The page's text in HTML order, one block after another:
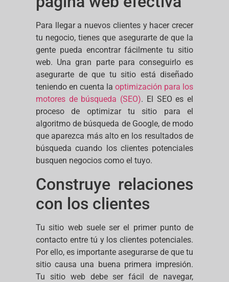
Para llegar a nuevos clientes y hacer crecer
tu negocio, tienes que asegurarte de que la
gente pueda encontrar fácilmente tu sitio
web. Una gran parte para conseguirlo es
asegurarte de que tu sitio está diseñado
teniendo en cuenta la optimización para los
motores de búsqueda (SEO). El SEO es el
proceso de optimizar tu sitio para el
algoritmo de búsqueda de Google, de modo
que aparezca más alto en los resultados de
búsqueda cuando los clientes potenciales
busquen negocios como el tuyo.
Construye relaciones
con los clientes
Tu sitio web suele ser el primer punto de
contacto entre tú y los clientes potenciales.
Por ello, es importante asegurarse de que tu
sitio causa una buena primera impresión.
Tu sitio web debe ser fácil de navegar,